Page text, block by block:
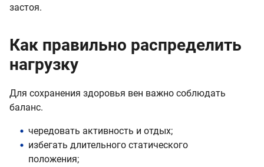
застоя.
Как правильно распределить
нагрузку
Для сохранения здоровья вен важно соблюдать
баланс.
чередовать активность и отдых;
избегать длительного статического
положения;